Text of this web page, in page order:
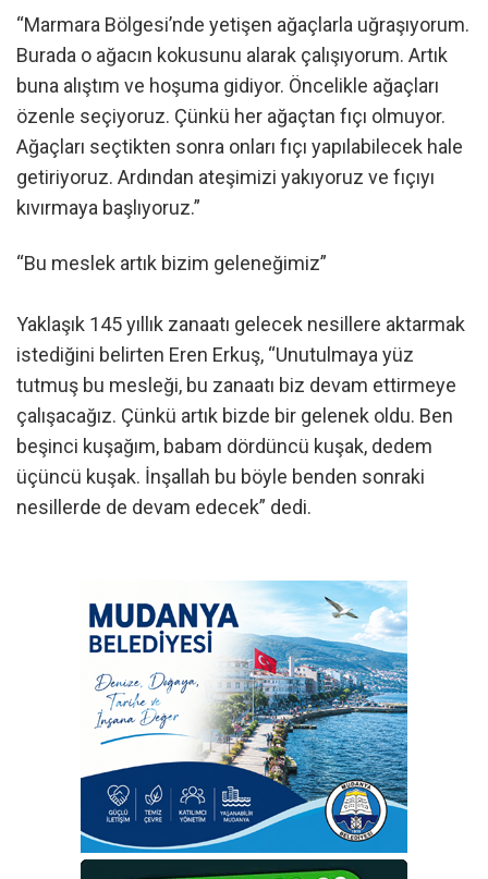
“Marmara Bölgesi’nde yetişen ağaçlarla uğraşıyorum.
Burada o ağacın kokusunu alarak çalışıyorum. Artık
buna alıştım ve hoşuma gidiyor. Öncelikle ağaçları
özenle seçiyoruz. Çünkü her ağaçtan fıçı olmuyor.
Ağaçları seçtikten sonra onları fıçı yapılabilecek hale
getiriyoruz. Ardından ateşimizi yakıyoruz ve fıçıyı
kıvırmaya başlıyoruz.”
“Bu meslek artık bizim geleneğimiz”
Yaklaşık 145 yıllık zanaatı gelecek nesillere aktarmak
istediğini belirten Eren Erkuş, “Unutulmaya yüz
tutmuş bu mesleği, bu zanaatı biz devam ettirmeye
çalışacağız. Çünkü artık bizde bir gelenek oldu. Ben
beşinci kuşağım, babam dördüncü kuşak, dedem
üçüncü kuşak. İnşallah bu böyle benden sonraki
nesillerde de devam edecek” dedi.